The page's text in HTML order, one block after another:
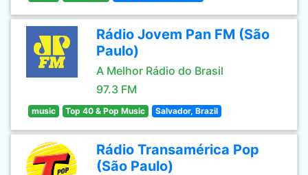
Rádio Jovem Pan FM (São
Paulo)
A Melhor Rádio do Brasil
97.3 FM
music Top 40 & Pop Music Salvador, Brazil
Rádio Transamérica Pop
(São Paulo)